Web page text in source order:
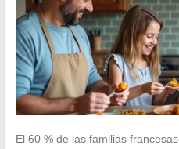
El 60 % de las familias